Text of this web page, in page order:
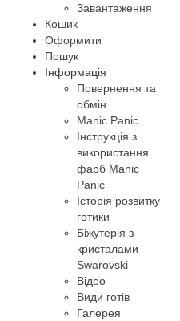
Завантаження
Кошик
Оформити
Пошук
Інформація
Повернення та
обмін
Manic Panic
Інструкція з
використання
фарб Manic
Panic
Історія розвитку
готики
Біжутерія з
кристалами
Swarovski
Відео
Види готів
Галерея